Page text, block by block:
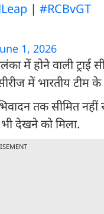
| #RCBvGT
1, 2026
में होने वाली ट्राई
में भारतीय टीम
तक सीमित नहीं
देखने को मिला.